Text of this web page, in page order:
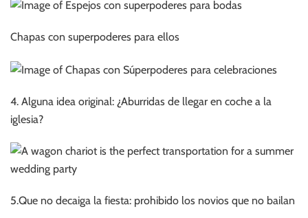
Chapas con superpoderes para ellos
4. Alguna idea original: ¿Aburridas de llegar en coche a la
iglesia?
5.Que no decaiga la fiesta: prohibido los novios que no bailan